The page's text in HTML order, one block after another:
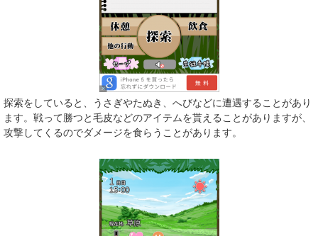
探索をしていると、うさぎやたぬき、へびなどに遭遇することがあり
ます。戦って勝つと毛皮などのアイテムを貰えることがありますが、
攻撃してくるのでダメージを食らうことがあります。